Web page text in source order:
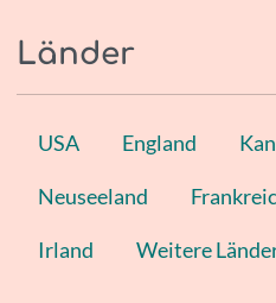
Länder
USA England
Neuseeland
Irland Weitere